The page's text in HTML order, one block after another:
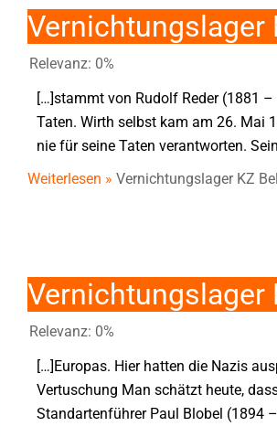
Vernichtungslager
Relevanz: 0%
[…]stammt von Rudolf Reder (1881 –
Taten. Wirth selbst kam am 26. Mai
nie für seine Taten verantworten.
Weiterlesen » Vernichtungslager KZ
Vernichtungslager
Relevanz: 0%
[…]Europas. Hier hatten die Nazis
Vertuschung Man schätzt heute,
Standartenführer Paul Blobel (1894